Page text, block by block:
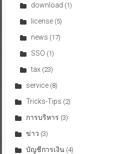
download (1)
license(5)
news (17)
SSO (1)
tax (23)
service(8)
Tricks-Tips (2)
การบริหาร (3)
ข่าว (3)
บัญชีการเงิน(4)